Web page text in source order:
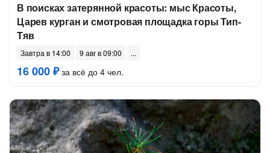
В поисках затерянной красоты: мыс Красоты,
Царев курган и смотровая площадка горы Тип-
Тяв
Завтра в 14:00 9 авг в 09:00
16 000 ₽за всё до 4 чел.